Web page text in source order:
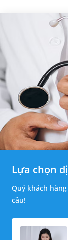
Lựa chọn
Quý khách
cầu!